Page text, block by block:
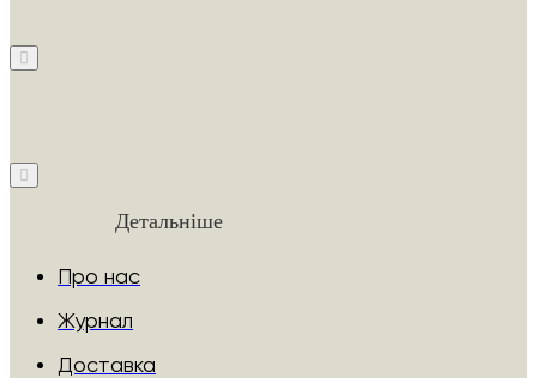
Детальніше
Про нас
Журнал
Доставка